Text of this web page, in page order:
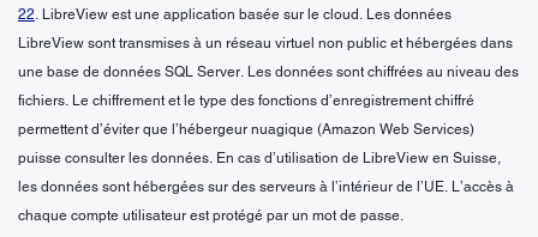
22. LibreView est une application basée sur le cloud. Les données
LibreView sont transmises à un réseau virtuel non public et hébergées dans
une base de données SQL Server. Les données sont chiffrées au niveau des
fichiers. Le chiffrement et le type des fonctions d’enregistrement chiffré
permettent d’éviter que l’hébergeur nuagique (Amazon Web Services)
puisse consulter les données. En cas d’utilisation de LibreView en Suisse,
les données sont hébergées sur des serveurs à l’intérieur de l’UE. L’accès à
chaque compte utilisateur est protégé par un mot de passe.